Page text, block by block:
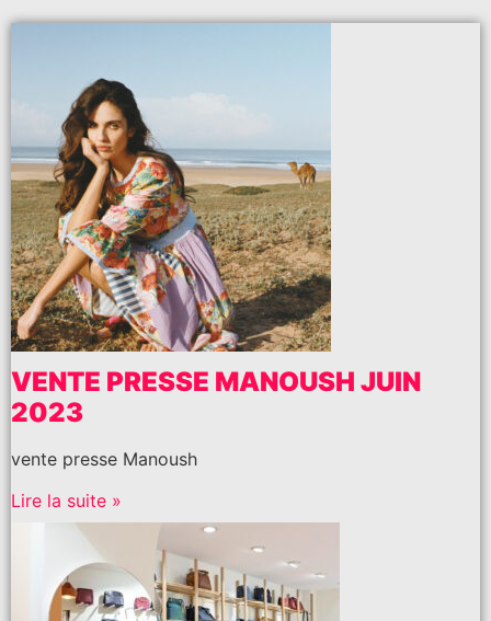
VENTE PRESSE MANOUSH JUIN
2023
vente presse Manoush
Lire la suite »